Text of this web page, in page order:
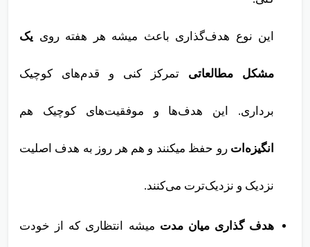
این نوع هدف‌گذاری باعث میشه هر هفته روی یک
مشکل مطالعاتی تمرکز کنی و قدم‌های کوچیک
برداری. این هدف‌ها و موفقیت‌های کوچیک هم
انگیزه‌ات رو حفظ میکنند و هم هر روز به هدف اصلیت
نزدیک و نزدیک‌ترت می‌کنند.
هدف گذاری میان مدت میشه انتظاری که از خودت